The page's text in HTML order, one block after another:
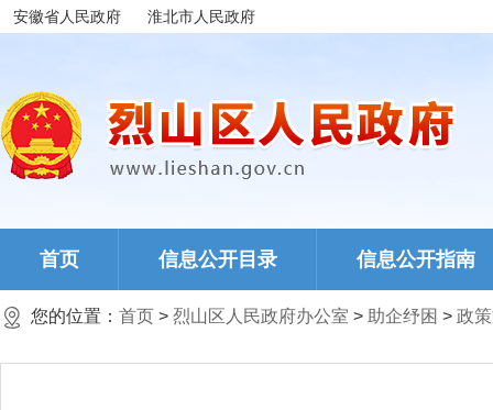
安徽省人民政府 淮北市人民政府
首页 信息公开目录 信息公开指南
您的位置： 首页 > 烈山区人民政府办公室 > 助企纾困 > 政